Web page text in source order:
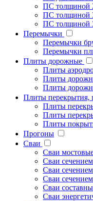
ПС толщиной
ПС толщиной
ПС толщиной
Перемычки
Перемычки
Перемычки
Плиты дорожные
Плиты
Плиты
Плиты
Плиты перекрытия,
Плиты
Плиты
Плиты
Прогоны
Сваи
Сваи
Сваи
Сваи
Сваи
Сваи
Сваи